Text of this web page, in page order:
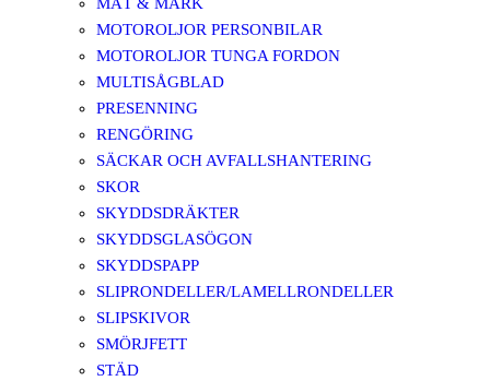
MOTOROLJOR PERSONBILAR
MOTOROLJOR TUNGA FORDON
MULTISÅGBLAD
PRESENNING
RENGÖRING
SÄCKAR OCH AVFALLSHANTERING
SKOR
SKYDDSDRÄKTER
SKYDDSGLASÖGON
SKYDDSPAPP
SLIPRONDELLER/LAMELLRONDELLER
SLIPSKIVOR
SMÖRJFETT
STÄD